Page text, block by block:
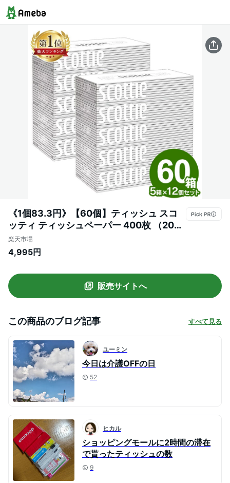
《1個83.3円》【60個】ティッシュ スコ
ッティ ティッシュペーパー 400枚 （200
組）大容量 備蓄 防災 ボックス ティシュ—
ボックスティッシュ 5箱 ホワイトパッケー
楽天市場
4,995円
販売サイトへ
この商品のブログ記事 すべて見る
ユーミン
今日は介護OFFの日
52
ヒカル
ショッピングモールに2時間の滞在
で貰ったティッシュの数
9